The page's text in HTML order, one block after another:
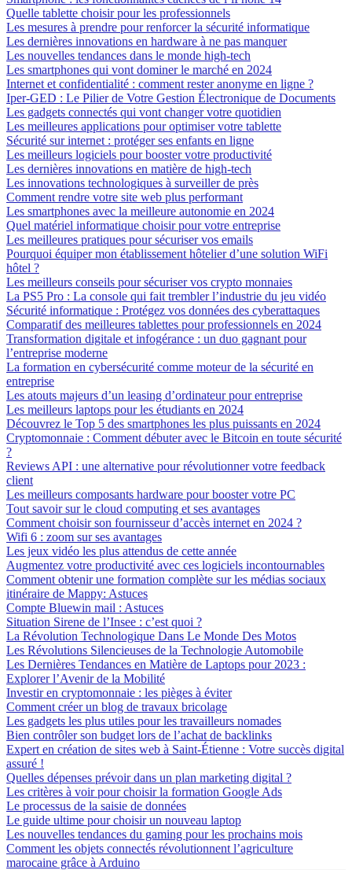
Quelle tablette choisir pour les professionnels
Les mesures à prendre pour renforcer la sécurité informatique
Les dernières innovations en hardware à ne pas manquer
Les nouvelles tendances dans le monde high-tech
Les smartphones qui vont dominer le marché en 2024
Internet et confidentialité : comment rester anonyme en ligne ?
Iper-GED : Le Pilier de Votre Gestion Électronique de Documents
Les gadgets connectés qui vont changer votre quotidien
Les meilleures applications pour optimiser votre tablette
Sécurité sur internet : protéger ses enfants en ligne
Les meilleurs logiciels pour booster votre productivité
Les dernières innovations en matière de high-tech
Les innovations technologiques à surveiller de près
Comment rendre votre site web plus performant
Les smartphones avec la meilleure autonomie en 2024
Quel matériel informatique choisir pour votre entreprise
Les meilleures pratiques pour sécuriser vos emails
Pourquoi équiper mon établissement hôtelier d’une solution WiFi
hôtel ?
Les meilleurs conseils pour sécuriser vos crypto monnaies
La PS5 Pro : La console qui fait trembler l’industrie du jeu vidéo
Sécurité informatique : Protégez vos données des cyberattaques
Comparatif des meilleures tablettes pour professionnels en 2024
Transformation digitale et infogérance : un duo gagnant pour
l’entreprise moderne
La formation en cybersécurité comme moteur de la sécurité en
entreprise
Les atouts majeurs d’un leasing d’ordinateur pour entreprise
Les meilleurs laptops pour les étudiants en 2024
Découvrez le Top 5 des smartphones les plus puissants en 2024
Cryptomonnaie : Comment débuter avec le Bitcoin en toute sécurité
?
Reviews API : une alternative pour révolutionner votre feedback
client
Les meilleurs composants hardware pour booster votre PC
Tout savoir sur le cloud computing et ses avantages
Comment choisir son fournisseur d’accès internet en 2024 ?
Wifi 6 : zoom sur ses avantages
Les jeux vidéo les plus attendus de cette année
Augmentez votre productivité avec ces logiciels incontournables
Comment obtenir une formation complète sur les médias sociaux
itinéraire de Mappy: Astuces
Compte Bluewin mail : Astuces
Situation Sirene de l’Insee : c’est quoi ?
La Révolution Technologique Dans Le Monde Des Motos
Les Révolutions Silencieuses de la Technologie Automobile
Les Dernières Tendances en Matière de Laptops pour 2023 :
Explorer l’Avenir de la Mobilité
Investir en cryptomonnaie : les pièges à éviter
Comment créer un blog de travaux bricolage
Les gadgets les plus utiles pour les travailleurs nomades
Bien contrôler son budget lors de l’achat de backlinks
Expert en création de sites web à Saint-Étienne : Votre succès digital
assuré !
Quelles dépenses prévoir dans un plan marketing digital ?
Les critères à voir pour choisir la formation Google Ads
Le processus de la saisie de données
Le guide ultime pour choisir un nouveau laptop
Les nouvelles tendances du gaming pour les prochains mois
Comment les objets connectés révolutionnent l’agriculture
marocaine grâce à Arduino